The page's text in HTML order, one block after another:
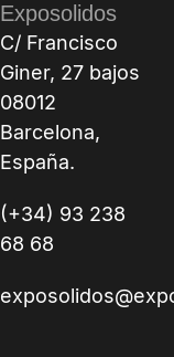
Exposolidos
C/ Francisco
Giner, 27 bajos
08012
Barcelona,
España.
(+34) 93 238
68 68